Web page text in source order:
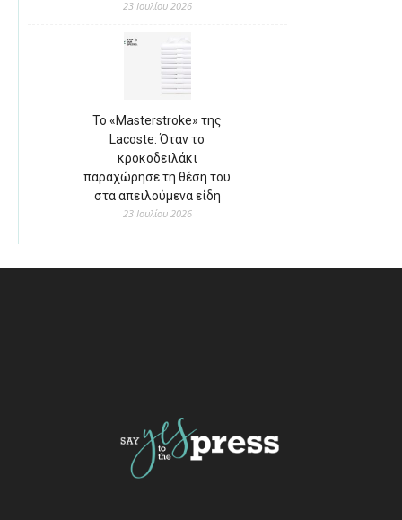
23 Ιουλίου 2026
Το «Masterstroke» της
Lacoste: Όταν το
κροκοδειλάκι
παραχώρησε τη θέση του
στα απειλούμενα είδη
23 Ιουλίου 2026